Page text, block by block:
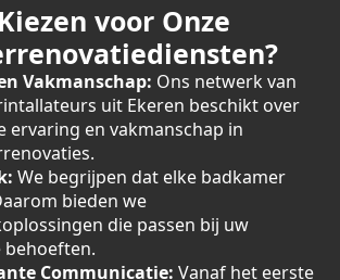
voor Onze
Vakmanschap: Ons netwerk van
uit Ekeren beschikt over
ervaring en vakmanschap in
We begrijpen dat elke badkamer
bieden we
die passen bij uw
behoeften.
Communicatie: Vanaf het eerste